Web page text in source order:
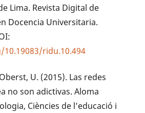
Lima. Revista Digital de
Docencia Universitaria.
ridu.10.494
U. (2015). Las redes
no son adictivas. Aloma
Ciències de l’educació i